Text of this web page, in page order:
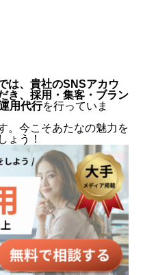
は、貴社のSNSアカウ
き、採用・集客・ブラン
用代行を行っていま
。今こそあたなの魅力を
ょう！